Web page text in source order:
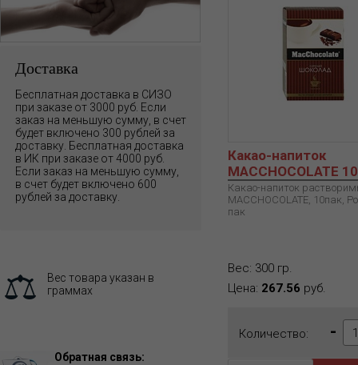
Доставка
Бесплатная доставка в СИЗО
при заказе от 3000 руб. Если
заказ на меньшую сумму, в счет
будет включено 300 рублей за
доставку. Бесплатная доставка
в ИК при заказе от 4000 руб.
Если заказ на меньшую сумму,
в счет будет включено 600
рублей за доставку.
Вес товара указан в
граммах
Обратная связь:
Какао-напиток
MACCHOCOLATE
Какао-напиток
MACCHOCOLATE, 10пак,
пак
Вес: 300 гр.
Цена: 267.56 руб.
Количество: -